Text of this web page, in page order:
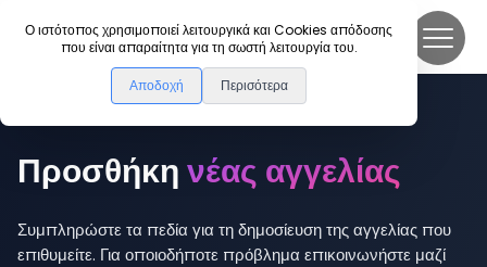
Ο ιστότοπος χρησιμοποιεί λειτουργικά και Cookies απόδοσης
που είναι απαραίτητα για τη σωστή λειτουργία του.
Αποδοχή Περισότερα
DanceLink
Νέα Αγγελία
Προσθήκηνέας αγγελίας
Συμπληρώστε τα πεδία για τη δημοσίευση της αγγελίας που
επιθυμείτε. Για οποιοδήποτε πρόβλημα επικοινωνήστε μαζί